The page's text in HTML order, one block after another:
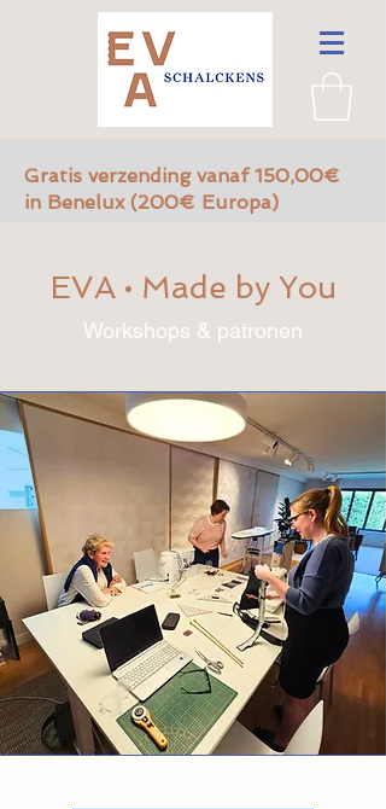
Gratis verzending vanaf 150,00€
in Benelux (200€ Europa)
EVA • Made by You
Workshops & patronen